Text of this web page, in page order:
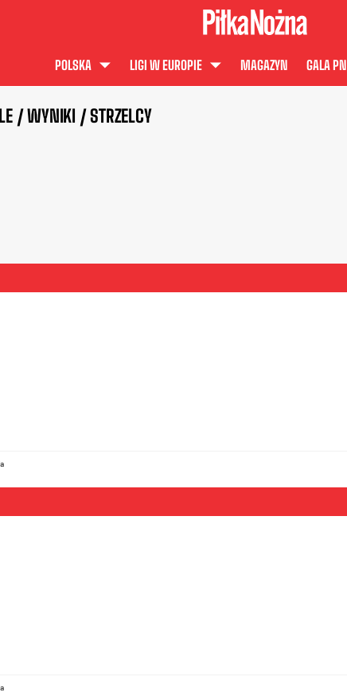
POLSKA LIGI W EUROPIE MAGAZYN GALA PN
/ WYNIKI / STRZELCY